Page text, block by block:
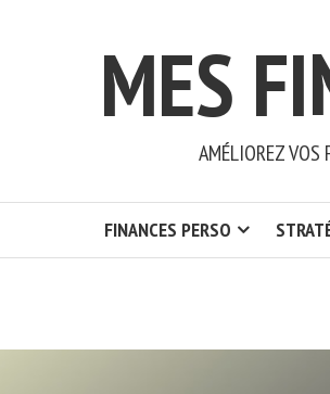
MES
AMÉLIOREZ VOS
FINANCES PERSO